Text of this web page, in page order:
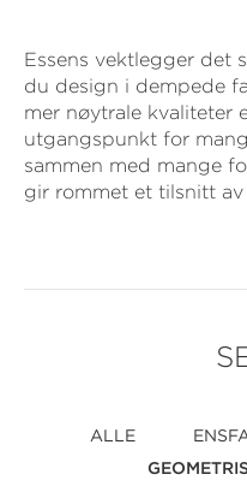
Essens vektlegger det
du design i dempede
mer nøytrale kvaliteter
utgangspunkt for
sammen med mange
gir rommet et tilsnitt av
ALLE